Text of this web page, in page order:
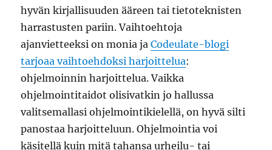
hyvän kirjallisuuden ääreen tai tietoteknisten
harrastusten pariin. Vaihtoehtoja
ajanvietteeksi on monia jaCodeulate-blogi
tarjoaa vaihtoehdoksi harjoittelua:
ohjelmoinnin harjoittelua. Vaikka
ohjelmointitaidot olisivatkin jo hallussa
valitsemallasi ohjelmointikielellä, on hyvä silti
panostaa harjoitteluun. Ohjelmointia voi
käsitellä kuin mitä tahansa urheilu- tai